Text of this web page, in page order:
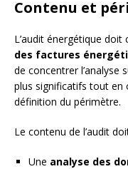
Contenu et
L’audit énergétique
des factures
de concentrer l’analyse
plus significatifs tout en
définition du périmètre.
Le contenu de l’audit
Une analyse des